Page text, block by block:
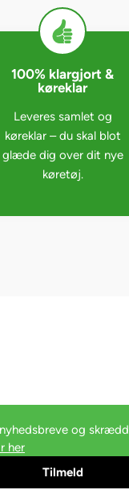
100% klargjort &
køreklar
Leveres samlet og
køreklar – du skal blot
glæde dig over dit nye
køretøj.
og
her